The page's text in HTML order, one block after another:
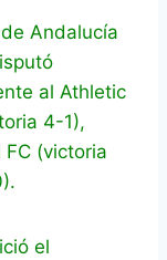
Andalucía
al Athletic
4-1),
FC (victoria
el